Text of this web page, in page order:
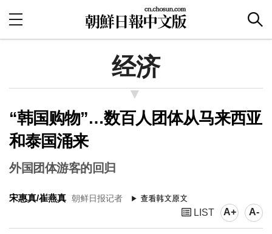
经济
“韩国购物”…数百人团体从马来西亚
和泰国涌来
外国团体游客的回归
宋惠真/崔燕真 朝鲜日报记者
LIST A+ A-